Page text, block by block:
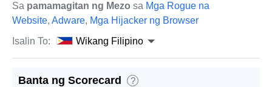
Sa pamamagitan ng Mezo sa Mga Rogue na
Website, Adware, Mga Hijacker ng Browser
Isalin To:
Wikang Filipino
Banta ng Scorecard ?